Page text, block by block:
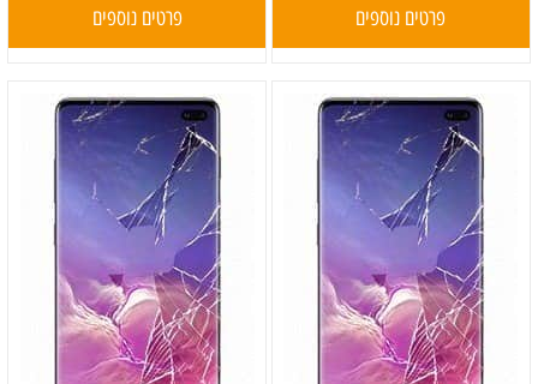
פרטים נוספים פרטים נוספים